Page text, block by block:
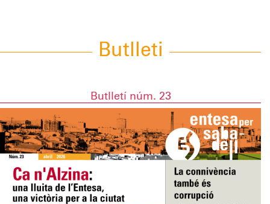
Butlleti
Butlletí núm. 23